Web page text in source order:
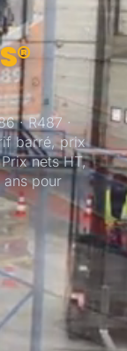
· R487 ·
barré, prix
nets HT,
ans pour